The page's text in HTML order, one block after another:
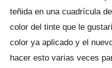
teñida en una cuadrícula
color del tinte que le
color ya aplicado y el
hacer esto varias veces